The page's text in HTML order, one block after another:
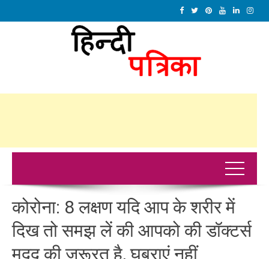
कोरोना: 8 लक्षण यदि आप के शरीर में
दिख तो समझ लें की आपको की डॉक्टर्स
मदद की जरूरत है, घबराएं नहीं